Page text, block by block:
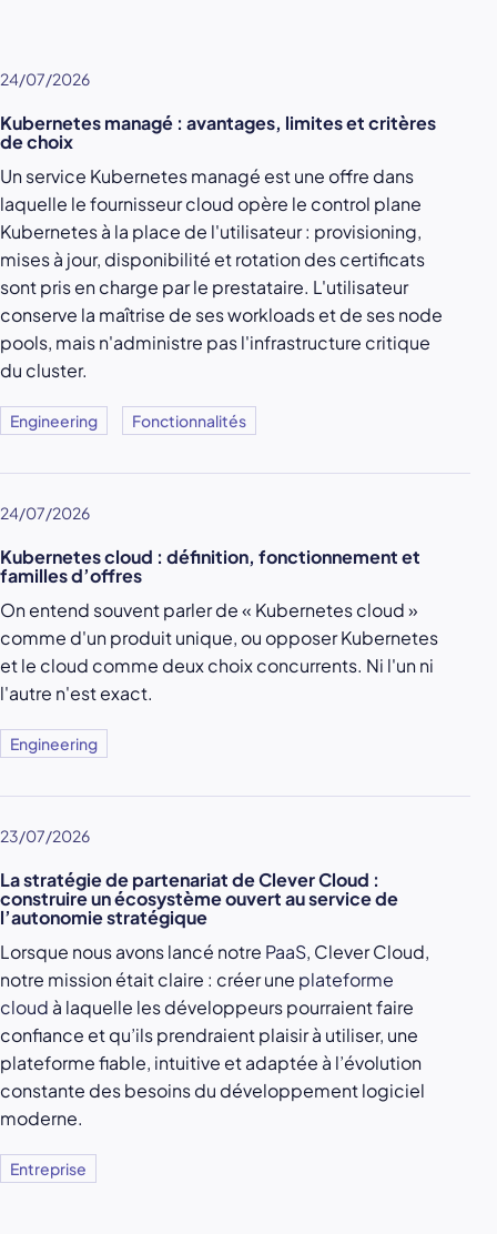
24/07/2026
Kubernetes managé : avantages, limites et critères
de choix
Un service Kubernetes managé est une offre dans
laquelle le fournisseur cloud opère le control plane
Kubernetes à la place de l'utilisateur : provisioning,
mises à jour, disponibilité et rotation des certificats
sont pris en charge par le prestataire. L'utilisateur
conserve la maîtrise de ses workloads et de ses node
pools, mais n'administre pas l'infrastructure critique
du cluster.
Engineering Fonctionnalités
24/07/2026
Kubernetes cloud : définition, fonctionnement et
familles d’offres
On entend souvent parler de « Kubernetes cloud »
comme d'un produit unique, ou opposer Kubernetes
et le cloud comme deux choix concurrents. Ni l'un ni
l'autre n'est exact.
Engineering
23/07/2026
La stratégie de partenariat de Clever Cloud :
construire un écosystème ouvert au service de
l’autonomie stratégique
Lorsque nous avons lancé notre PaaS, Clever Cloud,
notre mission était claire : créer une plateforme
cloud à laquelle les développeurs pourraient faire
confiance et qu’ils prendraient plaisir à utiliser, une
plateforme fiable, intuitive et adaptée à l’évolution
constante des besoins du développement logiciel
moderne.
Entreprise